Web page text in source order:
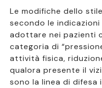
Le modifiche dello
secondo le
adottare nei pazienti
categoria di
attività fisica,
qualora presente il
sono la linea di difesa